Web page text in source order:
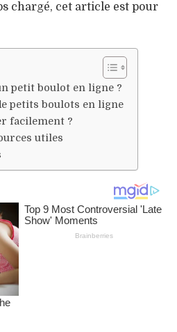
chargé, cet article est pour
petit boulot en ligne ?
petits boulots en ligne
facilement ?
utiles